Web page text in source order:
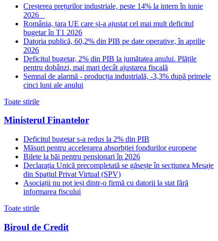
Creșterea prețurilor industriale, peste 14% la intern în iunie
2026
România, țara UE care și-a ajustat cel mai mult deficitul
bugetar în T1 2026
Datoria publică, 60,2% din PIB pe date operative, în aprilie
2026
Deficitul bugetar, 2% din PIB la jumătatea anului. Plățile
pentru dobânzi, mai mari decât ajustarea fiscală
Semnal de alarmă - producția industrială, -3,3% după primele
cinci luni ale anului
Toate stirile
Ministerul Finantelor
Deficitul bugetar s-a redus la 2% din PIB
Măsuri pentru accelerarea absorbției fondurilor europene
Bilete la băi pentru pensionari în 2026
Declarația Unică precompletată se găsește în secțiunea Mesaje
din Spațiul Privat Virtual (SPV)
Asociații nu pot ieși dintr-o firmă cu datorii la stat fără
informarea fiscului
Toate stirile
Biroul de Credit